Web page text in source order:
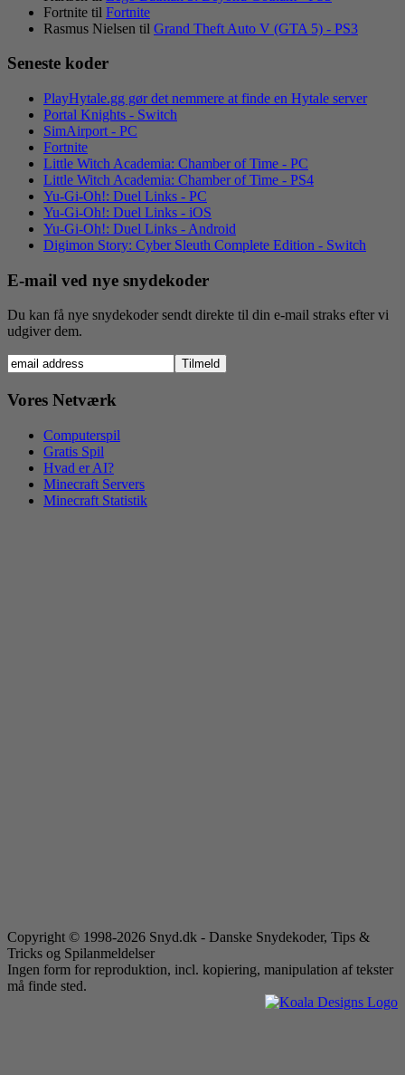
Fortnite til Fortnite
Rasmus Nielsen til Grand Theft Auto V (GTA 5) - PS3
Seneste koder
PlayHytale.gg gør det nemmere at finde en Hytale server
Portal Knights - Switch
SimAirport - PC
Fortnite
Little Witch Academia: Chamber of Time - PC
Little Witch Academia: Chamber of Time - PS4
Yu-Gi-Oh!: Duel Links - PC
Yu-Gi-Oh!: Duel Links - iOS
Yu-Gi-Oh!: Duel Links - Android
Digimon Story: Cyber Sleuth Complete Edition - Switch
E-mail ved nye snydekoder
Du kan få nye snydekoder sendt direkte til din e-mail straks efter vi
udgiver dem.
Vores Netværk
Computerspil
Gratis Spil
Hvad er AI?
Minecraft Servers
Minecraft Statistik
Copyright © 1998-2026 Snyd.dk - Danske Snydekoder, Tips &
Tricks og Spilanmeldelser
Ingen form for reproduktion, incl. kopiering, manipulation af tekster
må finde sted.